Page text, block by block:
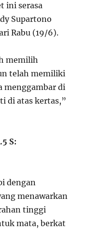
ini serasa
Supartono
Rabu (19/6).
memilih
telah memiliki
menggambar di
di atas kertas,”
S:
dengan
menawarkan
tinggi
mata, berkat